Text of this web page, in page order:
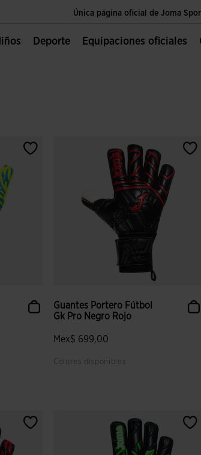
Única página oficial de Joma
Envíos gratis a partir de $2 000.00
Niños Deporte Equipaciones oficiales
Guantes Portero Fútbol
Gk Pro Negro Rojo
Mex$ 699,00
Colores disponibles